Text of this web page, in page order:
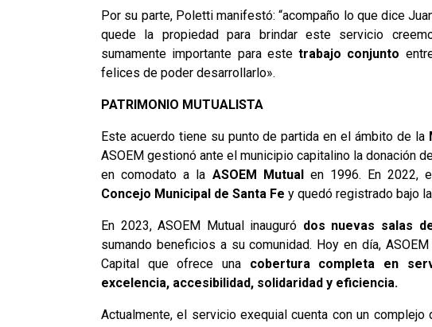
Por su parte, Poletti manifestó: “acompaño lo que dice
quede la propiedad para brindar este servicio
sumamente importante para este trabajo conjunto
felices de poder desarrollarlo».
PATRIMONIO MUTUALISTA
Este acuerdo tiene su punto de partida en el ámbito de la
ASOEM gestionó ante el municipio capitalino la donación
en comodato a la ASOEM Mutualen 1996. En 2022,
Concejo Municipal de Santa Fe y quedó registrado bajo la
En 2023, ASOEM Mutual inauguró dos nuevas salas
sumando beneficios a su comunidad. Hoy en día,
Capital que ofrece una cobertura completa en
excelencia, accesibilidad, solidaridad y eficiencia.
Actualmente, el servicio exequial cuenta con un complejo